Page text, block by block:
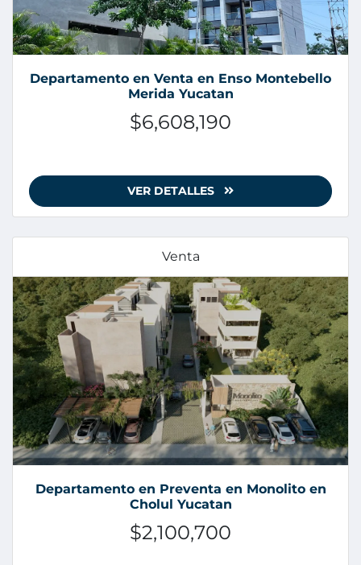
Departamento en Venta en Enso Montebello
Merida Yucatan
$6,608,190
VER DETALLES
Venta
Departamento en Preventa en Monolito en
Cholul Yucatan
$2,100,700